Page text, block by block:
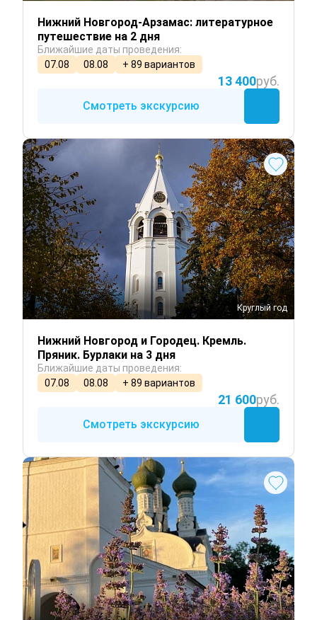
Нижний Новгород-Арзамас: литературное
путешествие на 2 дня
Ближайшие даты проведения:
07.08
08.08 + 89 вариантов
13 400руб.
Смотреть экскурсию
Круглый год
Нижний Новгород и Городец. Кремль.
Пряник. Бурлаки на 3 дня
Ближайшие даты проведения:
07.08
08.08 + 89 вариантов
21 600руб.
Смотреть экскурсию